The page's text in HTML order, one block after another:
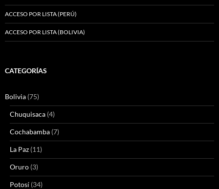
ACCESO POR LISTA (PERÚ)
ACCESO POR LISTA (BOLIVIA)
CATEGORÍAS
Bolivia (75)
Chuquisaca (4)
Cochabamba (7)
La Paz (11)
Oruro (3)
Potosí (34)